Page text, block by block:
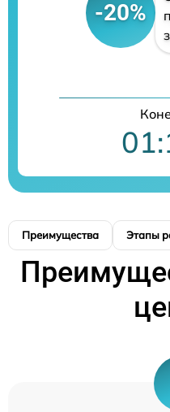
-20%
Преимущества Этапы